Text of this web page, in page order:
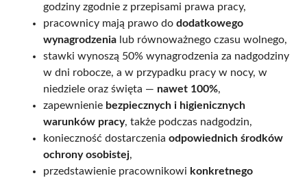
godziny zgodnie z przepisami prawa pracy,
pracownicy mają prawo do dodatkowego
wynagrodzenia lub równoważnego czasu wolnego,
stawki wynoszą 50% wynagrodzenia za nadgodziny
w dni robocze, a w przypadku pracy w nocy, w
niedziele oraz święta — nawet 100%,
zapewnienie bezpiecznych i higienicznych
warunków pracy, także podczas nadgodzin,
konieczność dostarczenia odpowiednich środków
ochrony osobistej,
przedstawienie pracownikowi konkretnego